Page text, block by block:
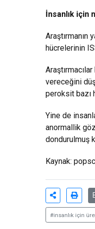
İnsanlık için
Araştırmanın
hücrelerinin
vereceğini
peroksit bazı
Yine de
anormallik
dondurulmuş
Kaynak:
#insanlık için